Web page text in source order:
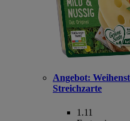
Angebot:
Streichzarte
1.11